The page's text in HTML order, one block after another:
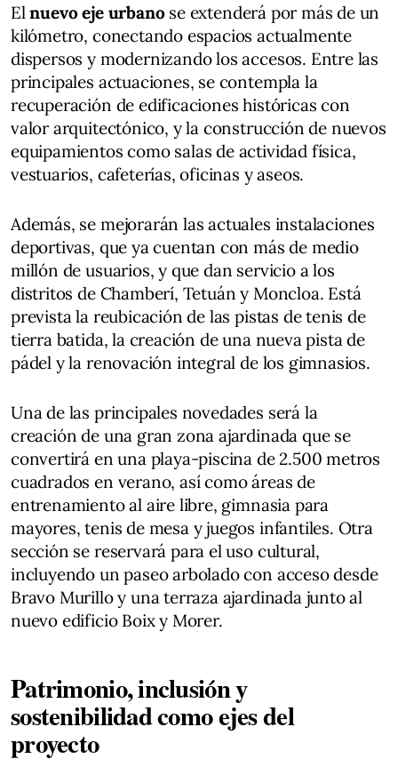
El nuevo eje urbanose extenderá por más de un
kilómetro, conectando espacios actualmente
dispersos y modernizando los accesos. Entre las
principales actuaciones, se contempla la
recuperación de edificaciones históricas con
valor arquitectónico, y la construcción de nuevos
equipamientos como salas de actividad física,
vestuarios, cafeterías, oficinas y aseos.
Además, se mejorarán las actuales instalaciones
deportivas, que ya cuentan con más de medio
millón de usuarios, y que dan servicio a los
distritos de Chamberí, Tetuán y Moncloa. Está
prevista la reubicación de las pistas de tenis de
tierra batida, la creación de una nueva pista de
pádel y la renovación integral de los gimnasios.
Una de las principales novedades será la
creación de una gran zona ajardinada que se
convertirá en una playa-piscina de 2.500 metros
cuadrados en verano, así como áreas de
entrenamiento al aire libre, gimnasia para
mayores, tenis de mesa y juegos infantiles. Otra
sección se reservará para el uso cultural,
incluyendo un paseo arbolado con acceso desde
Bravo Murillo y una terraza ajardinada junto al
nuevo edificio Boix y Morer.
Patrimonio, inclusión y
sostenibilidad como ejes del
proyecto